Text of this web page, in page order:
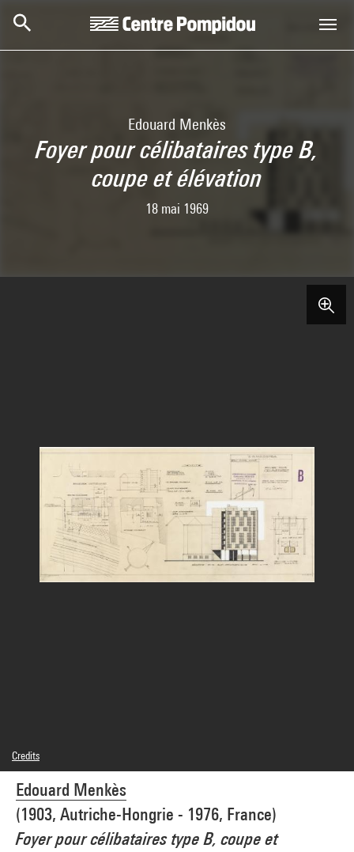
Edouard Menkès
Foyer pour célibataires type B,
coupe et élévation
18 mai 1969
Edouard Menkès
(1903, Autriche-Hongrie - 1976, France)
Foyer pour célibataires type B, coupe et
Credits
© Edouard Menkès
Photo credits : Centre Pompidou, MNAM-CCI/Georges Meguerditchian/Dist.
GrandPalaisRmn
Image reference : 4N26766
Image presentation :GrandPalaisRmnPhoto